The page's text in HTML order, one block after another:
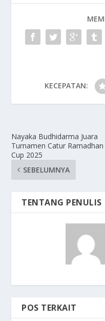
KECEPATAN:
Nayaka Budhidarma Juara
Turnamen Catur Ramadhan
Cup 2025
SEBELUMNYA
TENTANG PENULIS
POS TERKAIT